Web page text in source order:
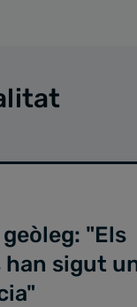
"Els
han sigut